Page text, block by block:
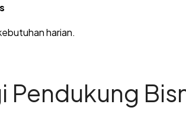
harian.
Pendukung